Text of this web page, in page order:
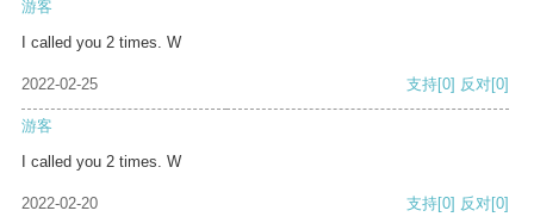
游客
I called you 2 times. W
2022-02-25 支持[0] 反对[0]
游客
I called you 2 times. W
2022-02-20 支持[0] 反对[0]